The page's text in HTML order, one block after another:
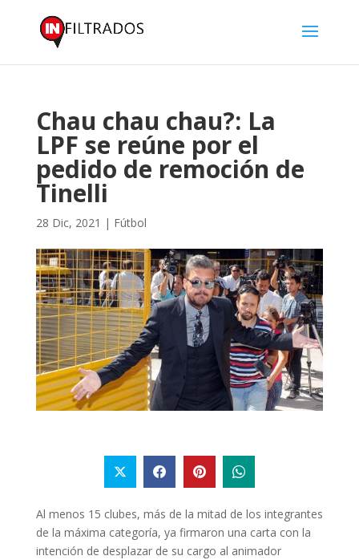
Chau chau chau?: La
LPF se reúne por el
pedido de remoción de
Tinelli
28 Dic, 2021 | Fútbol
Al menos 15 clubes, más de la mitad de los integrantes
de la máxima categoría, ya firmaron una carta con la
intención de desplazar de su cargo al animador